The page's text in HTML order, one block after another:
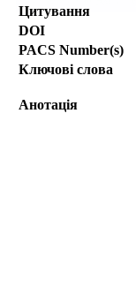
Цитування
DOI
PACS Number(s)
Ключові слова
Анотація